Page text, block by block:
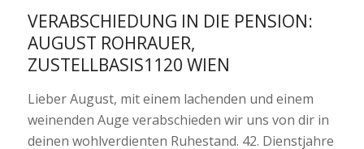
VERABSCHIEDUNG IN DIE PENSION:
AUGUST ROHRAUER,
ZUSTELLBASIS1120 WIEN
Lieber August, mit einem lachenden und einem
weinenden Auge verabschieden wir uns von dir in
deinen wohlverdienten Ruhestand. 42. Dienstjahre